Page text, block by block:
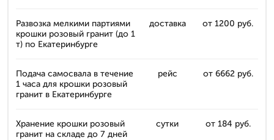
Развозка мелкими партиями
крошки розовый гранит (до 1
т) по Екатеринбурге
доставка от 1200 руб.
Подача самосвала в течение
1 часа для крошки розовый
гранит в Екатеринбурге
рейс от 6662 руб.
Хранение крошки розовый
гранит на складе до 7 дней
сутки от 184 руб.